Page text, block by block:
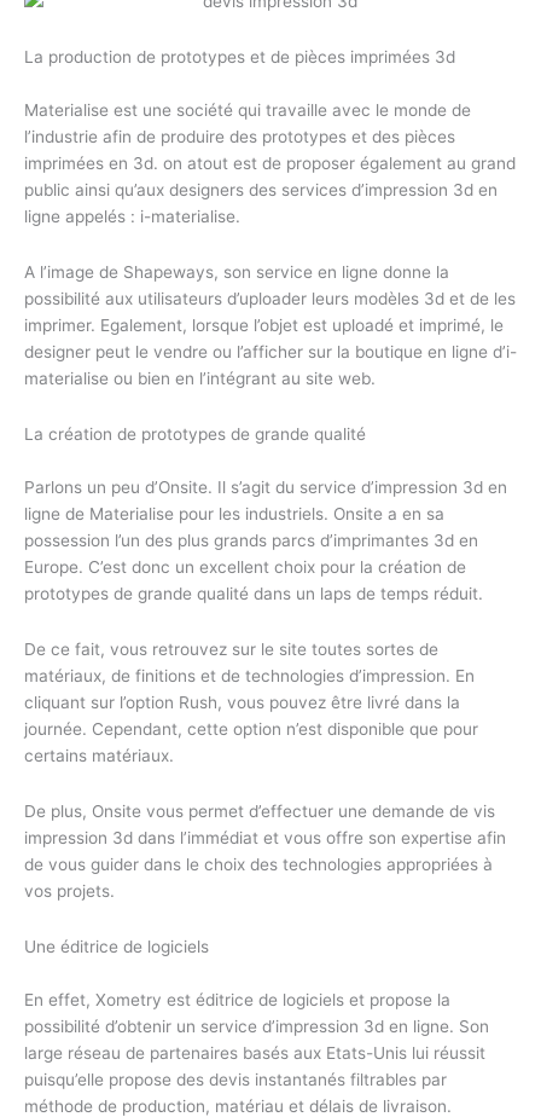
La production de prototypes et de pièces imprimées 3d
Materialise est une société qui travaille avec le monde de
l’industrie afin de produire des prototypes et des pièces
imprimées en 3d. on atout est de proposer également au grand
public ainsi qu’aux designers des services d’impression 3d en
ligne appelés : i-materialise.
A l’image de Shapeways, son service en ligne donne la
possibilité aux utilisateurs d’uploader leurs modèles 3d et de les
imprimer. Egalement, lorsque l’objet est uploadé et imprimé, le
designer peut le vendre ou l’afficher sur la boutique en ligne d’i-
materialise ou bien en l’intégrant au site web.
La création de prototypes de grande qualité
Parlons un peu d’Onsite. Il s’agit du service d’impression 3d en
ligne de Materialise pour les industriels. Onsite a en sa
possession l’un des plus grands parcs d’imprimantes 3d en
Europe. C’est donc un excellent choix pour la création de
prototypes de grande qualité dans un laps de temps réduit.
De ce fait, vous retrouvez sur le site toutes sortes de
matériaux, de finitions et de technologies d’impression. En
cliquant sur l’option Rush, vous pouvez être livré dans la
journée. Cependant, cette option n’est disponible que pour
certains matériaux.
De plus, Onsite vous permet d’effectuer une demande de vis
impression 3d dans l’immédiat et vous offre son expertise afin
de vous guider dans le choix des technologies appropriées à
vos projets.
Une éditrice de logiciels
En effet, Xometry est éditrice de logiciels et propose la
possibilité d’obtenir un service d’impression 3d en ligne. Son
large réseau de partenaires basés aux Etats-Unis lui réussit
puisqu’elle propose des devis instantanés filtrables par
méthode de production, matériau et délais de livraison.